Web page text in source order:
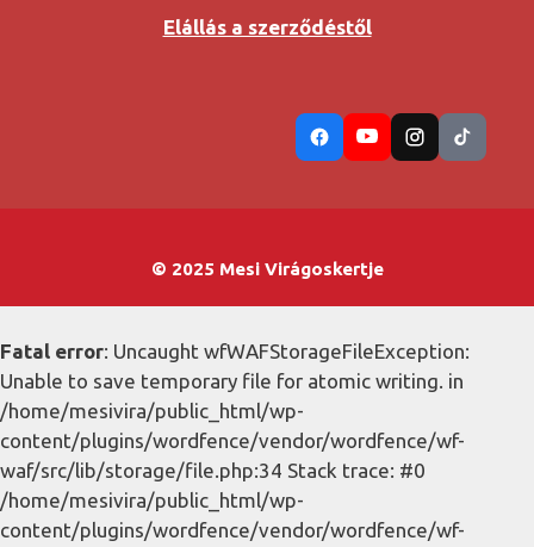
Elállás a szerződéstől
© 2025 Mesi Virágoskertje
Fatal error: Uncaught wfWAFStorageFileException:
Unable to save temporary file for atomic writing. in
/home/mesivira/public_html/wp-
content/plugins/wordfence/vendor/wordfence/wf-
waf/src/lib/storage/file.php:34 Stack trace: #0
/home/mesivira/public_html/wp-
content/plugins/wordfence/vendor/wordfence/wf-